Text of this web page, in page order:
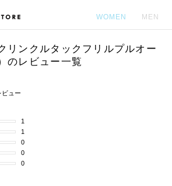
WOMEN MEN
リンクルタックフリルプルオー
のレビュー一覧
ビュー
1
1
0
0
0